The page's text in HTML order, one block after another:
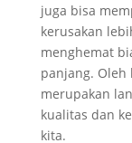
juga bisa
kerusakan
menghemat
panjang.
merupakan
kualitas dan
kita.